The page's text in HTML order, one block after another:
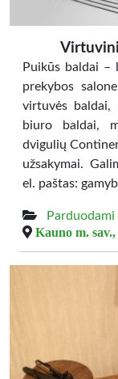
Puikūs baldai
prekybos
virtuvės baldai,
biuro baldai,
dvigulių
užsakymai.
el. paštas:
Parduodami
Kauno m. sav.,